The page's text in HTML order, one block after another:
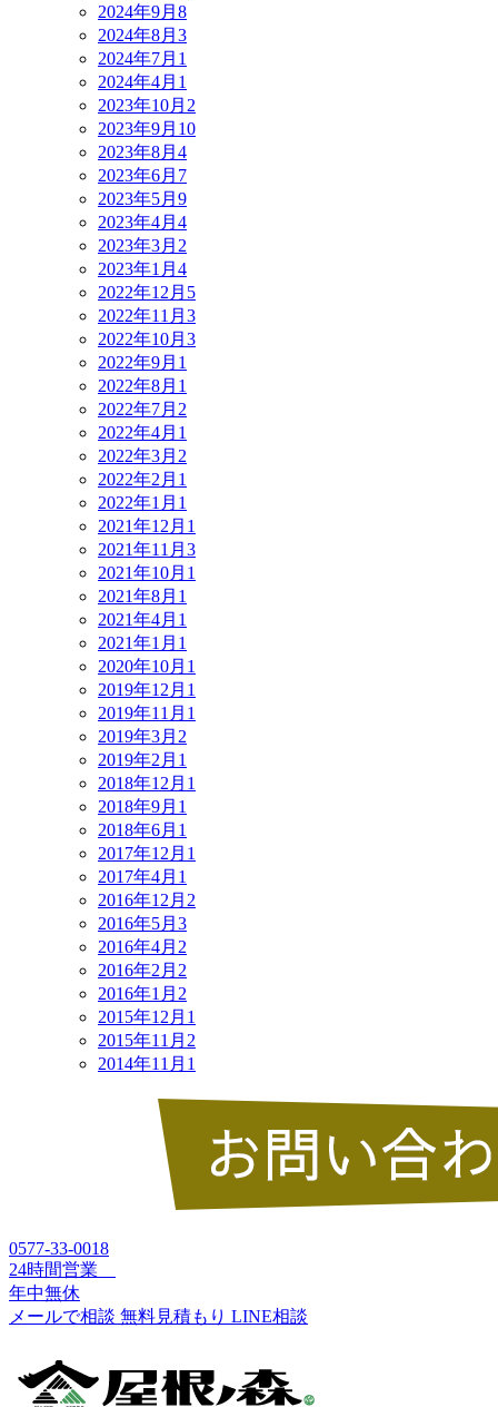
2024年9月 8
2024年8月 3
2024年7月 1
2024年4月 1
2023年10月 2
2023年9月 10
2023年8月 4
2023年6月 7
2023年5月 9
2023年4月 4
2023年3月 2
2023年1月 4
2022年12月 5
2022年11月 3
2022年10月 3
2022年9月 1
2022年8月 1
2022年7月 2
2022年4月 1
2022年3月 2
2022年2月 1
2022年1月 1
2021年12月 1
2021年11月 3
2021年10月 1
2021年8月 1
2021年4月 1
2021年1月 1
2020年10月 1
2019年12月 1
2019年11月 1
2019年3月 2
2019年2月 1
2018年12月 1
2018年9月 1
2018年6月 1
2017年12月 1
2017年4月 1
2016年12月 2
2016年5月 3
2016年4月 2
2016年2月 2
2016年1月 2
2015年12月 1
2015年11月 2
2014年11月 1
0577-33-0018
24時間営業
年中無休
メールで相談 無料見積もり LINE相談